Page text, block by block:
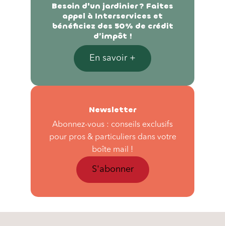
Besoin d'un jardinier ? Faites
appel à Interservices et
bénéficiez des 50% de crédit
d’impôt !
En savoir +
Newsletter
Abonnez-vous : conseils exclusifs
pour pros & particuliers dans votre
boîte mail !
S'abonner